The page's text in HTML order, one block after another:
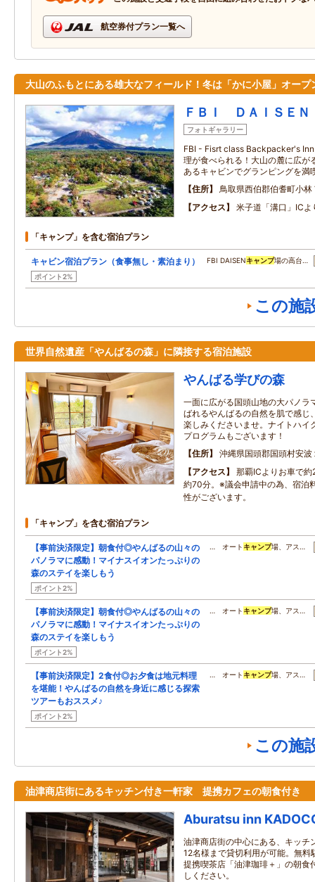
航空券付プラン一覧へ
大山のふもとにある雄大なフィールド！冬は「かに小屋」オープ
ＦＢＩ ＤＡＩＳＥＮ
フォトギャラリー
FBI - Fisrt class Backpacker's
理が食べられる！大山の麓に広が
あるキャビンでグランピングを満
住所
鳥取県西伯郡伯耆町小林
アクセス
米子道「溝口」ICよ
「キャンプ」を含む宿泊プラン
キャビン宿泊プラン（食事無し・素泊まり）
ポイント2%
FBI DAISENキャンプ場の高台…
この施
世界自然遺産「やんばるの森」に隣接する宿泊施設
やんばる学びの森
一面に広がる国頭山地の大パノラ
ばれるやんばるの自然を肌で感じ
楽しみくださいませ。ナイトハイ
プログラムもございます！
住所
沖縄県国頭郡国頭村安波
アクセス
那覇ICよりお車で
約70分。※議会申請中の為、宿泊
性がございます。
「キャンプ」を含む宿泊プラン
【事前決済限定】朝食付◎やんばるの山々の
パノラマに感動！マイナスイオンたっぷりの
森のステイを楽しもう
ポイント2%
… オート キャンプ場、アス…
【事前決済限定】朝食付◎やんばるの山々の
パノラマに感動！マイナスイオンたっぷりの
森のステイを楽しもう
ポイント2%
… オート キャンプ場、アス…
【事前決済限定】2食付◎お夕食は地元料理
を堪能！やんばるの自然を身近に感じる探索
ツアーもおススメ♪
ポイント2%
… オート キャンプ場、アス…
この施
油津商店街にあるキッチン付き一軒家 提携カフェの朝食付き
Aburatsu inn
油津商店街の中心にある、キッチ
12名様まで貸切利用が可能。無料
提携喫茶店「油津珈琲＋」の朝食
しください。